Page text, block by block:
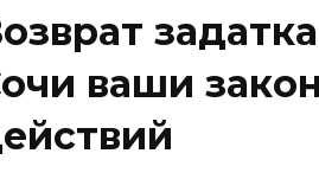
ваши